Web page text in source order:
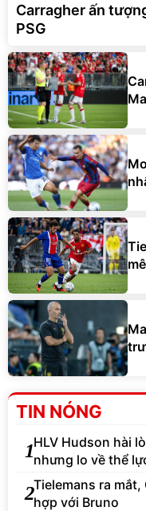
Carragher ấn
PSG
TIN NÓNG
1HLV Hudson hài
nhưng lo về thể
2Tielemans ra
hợp với Bruno